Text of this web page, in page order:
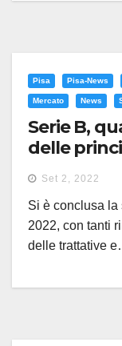
Pisa Pisa-News
Mercato News
Serie B,
delle
Set 2, 2022
Si è conclusa
2022, con tanti
delle trattative